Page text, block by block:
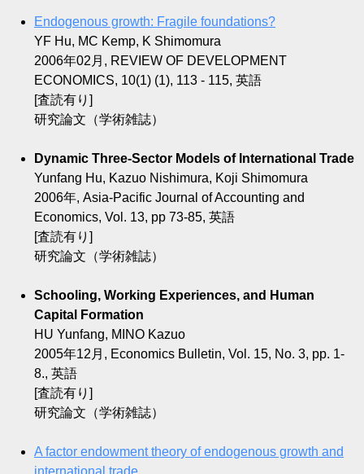
Endogenous growth: Fragile foundations?
YF Hu, MC Kemp, K Shimomura
2006年02月, REVIEW OF DEVELOPMENT
ECONOMICS, 10(1) (1), 113 - 115, 英語
[査読有り]
研究論文（学術雑誌）
Dynamic Three-Sector Models of International Trade
Yunfang Hu, Kazuo Nishimura, Koji Shimomura
2006年, Asia-Pacific Journal of Accounting and
Economics, Vol. 13, pp 73-85, 英語
[査読有り]
研究論文（学術雑誌）
Schooling, Working Experiences, and Human
Capital Formation
HU Yunfang, MINO Kazuo
2005年12月, Economics Bulletin, Vol. 15, No. 3, pp. 1-
8., 英語
[査読有り]
研究論文（学術雑誌）
A factor endowment theory of endogenous growth and